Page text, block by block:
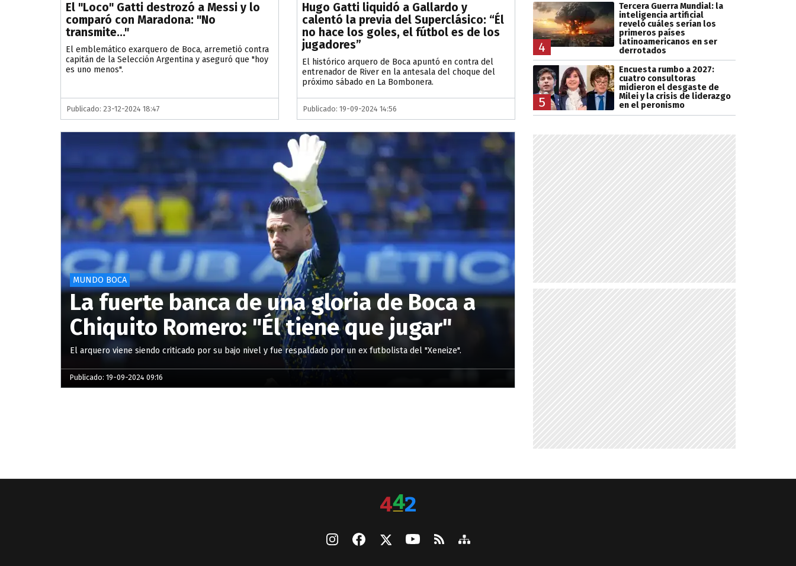
El "Loco" Gatti destrozó a Messi y lo
comparó con Maradona: "No
transmite..."
El emblemático exarquero de Boca, arremetió contra
capitán de la Selección Argentina y aseguró que "hoy
es uno menos".
Publicado: 23-12-2024 18:47
Hugo Gatti liquidó a Gallardo y
calentó la previa del Superclásico: “Él
no hace los goles, el fútbol es de los
jugadores”
El histórico arquero de Boca apuntó en contra del
entrenador de River en la antesala del choque del
próximo sábado en La Bombonera.
Publicado: 19-09-2024 14:56
MUNDO BOCA
La fuerte banca de una gloria de Boca a
Chiquito Romero: "Él tiene que jugar"
El arquero viene siendo criticado por su bajo nivel y fue respaldado por un ex futbolista del "Xeneize".
Publicado: 19-09-2024 09:16
4
Tercera Guerra Mundial: la
inteligencia artificial
reveló cuáles serían los
primeros países
latinoamericanos en ser
derrotados
5
Encuesta rumbo a 2027:
cuatro consultoras
midieron el desgaste de
Milei y la crisis de liderazgo
en el peronismo